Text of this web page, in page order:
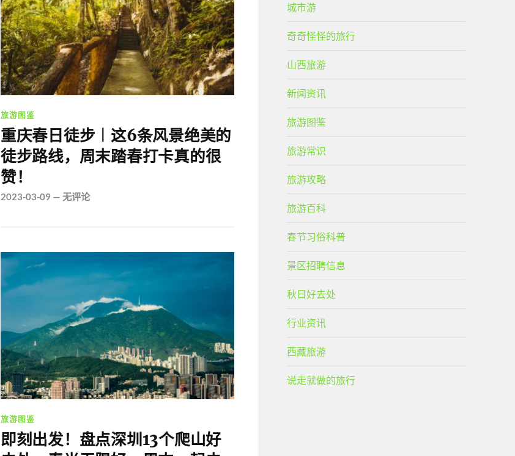
旅游图鉴
重庆春日徒步︱这6条风景绝美的
徒步路线，周末踏春打卡真的很
赞！
2023-03-09— 无评论
旅游图鉴
即刻出发！盘点深圳13个爬山好
城市游
奇奇怪怪的旅行
山西旅游
新闻资讯
旅游图鉴
旅游常识
旅游攻略
旅游百科
春节习俗科普
景区招聘信息
秋日好去处
行业资讯
西藏旅游
说走就做的旅行